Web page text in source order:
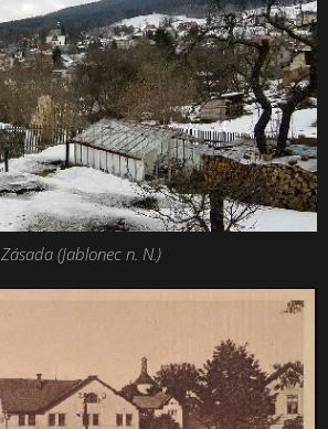
Zásada (Jablonec n. N.)